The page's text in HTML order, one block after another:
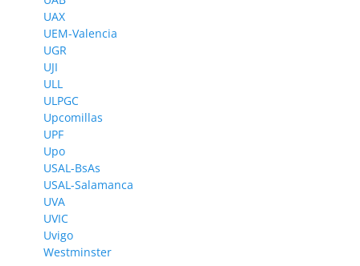
UAX
UEM-Valencia
UGR
UJI
ULL
ULPGC
Upcomillas
UPF
Upo
USAL-BsAs
USAL-Salamanca
UVA
UVIC
Uvigo
Westminster